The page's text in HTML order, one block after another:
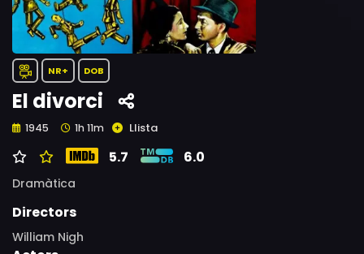
NR+ DOB
El divorci
1945 1h 11m Llista
5.7 6.0
Dramàtica
Directors
William Nigh